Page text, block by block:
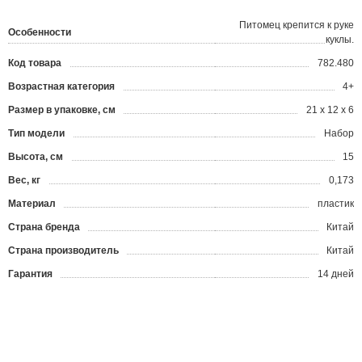
Особенности
Питомец крепится к руке
куклы.
Код товара 782.480
Возрастная категория 4+
Размер в упаковке, см 21 х 12 х 6
Тип модели Набор
Высота, см 15
Вес, кг 0,173
Материал пластик
Страна бренда Китай
Страна производитель Китай
Гарантия 14 дней